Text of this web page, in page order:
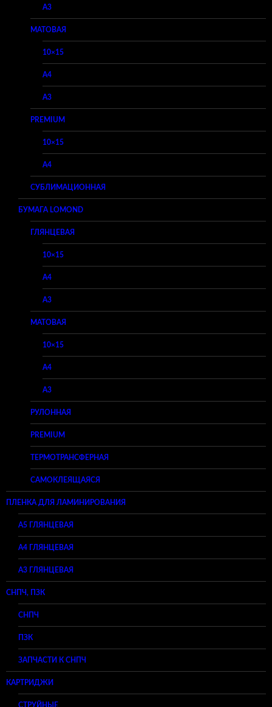
A3
МАТОВАЯ
10×15
A4
A3
PREMIUM
10×15
A4
СУБЛИМАЦИОННАЯ
БУМАГА LOMOND
ГЛЯНЦЕВАЯ
10×15
A4
A3
МАТОВАЯ
10×15
A4
A3
РУЛОННАЯ
PREMIUM
ТЕРМОТРАНСФЕРНАЯ
САМОКЛЕЯЩАЯСЯ
ПЛЕНКА ДЛЯ ЛАМИНИРОВАНИЯ
A5 ГЛЯНЦЕВАЯ
А4 ГЛЯНЦЕВАЯ
A3 ГЛЯНЦЕВАЯ
СНПЧ, ПЗК
СНПЧ
ПЗК
ЗАПЧАСТИ К СНПЧ
КАРТРИДЖИ
СТРУЙНЫЕ